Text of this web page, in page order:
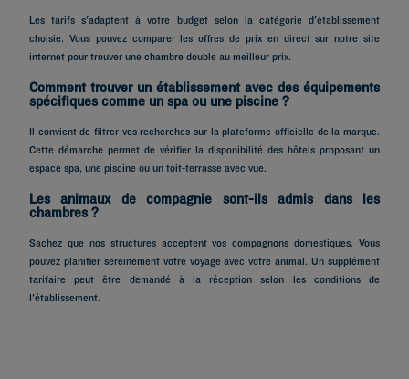
Les tarifs s'adaptent à votre budget selon la catégorie d'établissement
choisie. Vous pouvez comparer les offres de prix en direct sur notre site
internet pour trouver une chambre double au meilleur prix.
Comment trouver un établissement avec des équipements
spécifiques comme un spa ou une piscine ?
Il convient de filtrer vos recherches sur la plateforme officielle de la marque.
Cette démarche permet de vérifier la disponibilité des hôtels proposant un
espace spa, une piscine ou un toit-terrasse avec vue.
Les animaux de compagnie sont-ils admis dans les
chambres ?
Sachez que nos structures acceptent vos compagnons domestiques. Vous
pouvez planifier sereinement votre voyage avec votre animal. Un supplément
tarifaire peut être demandé à la réception selon les conditions de
l'établissement.
Hôtels à Paris
Hôtels à Marseille
Hôtels à Strasbourg
Hôtels à Bordeaux